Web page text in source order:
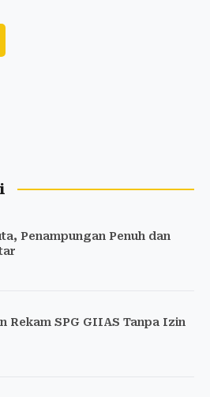
Penampungan Penuh dan
Rekam SPG GIIAS Tanpa Izin